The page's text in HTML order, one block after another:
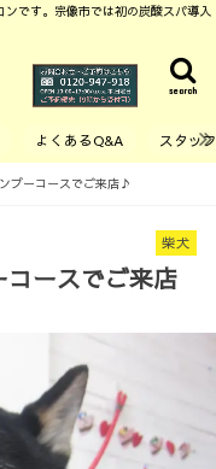
です。宗像市では初の炭酸スパ導入
search
よくあるQ&A スタッ
プーコースでご来店♪
柴犬
ースでご来店